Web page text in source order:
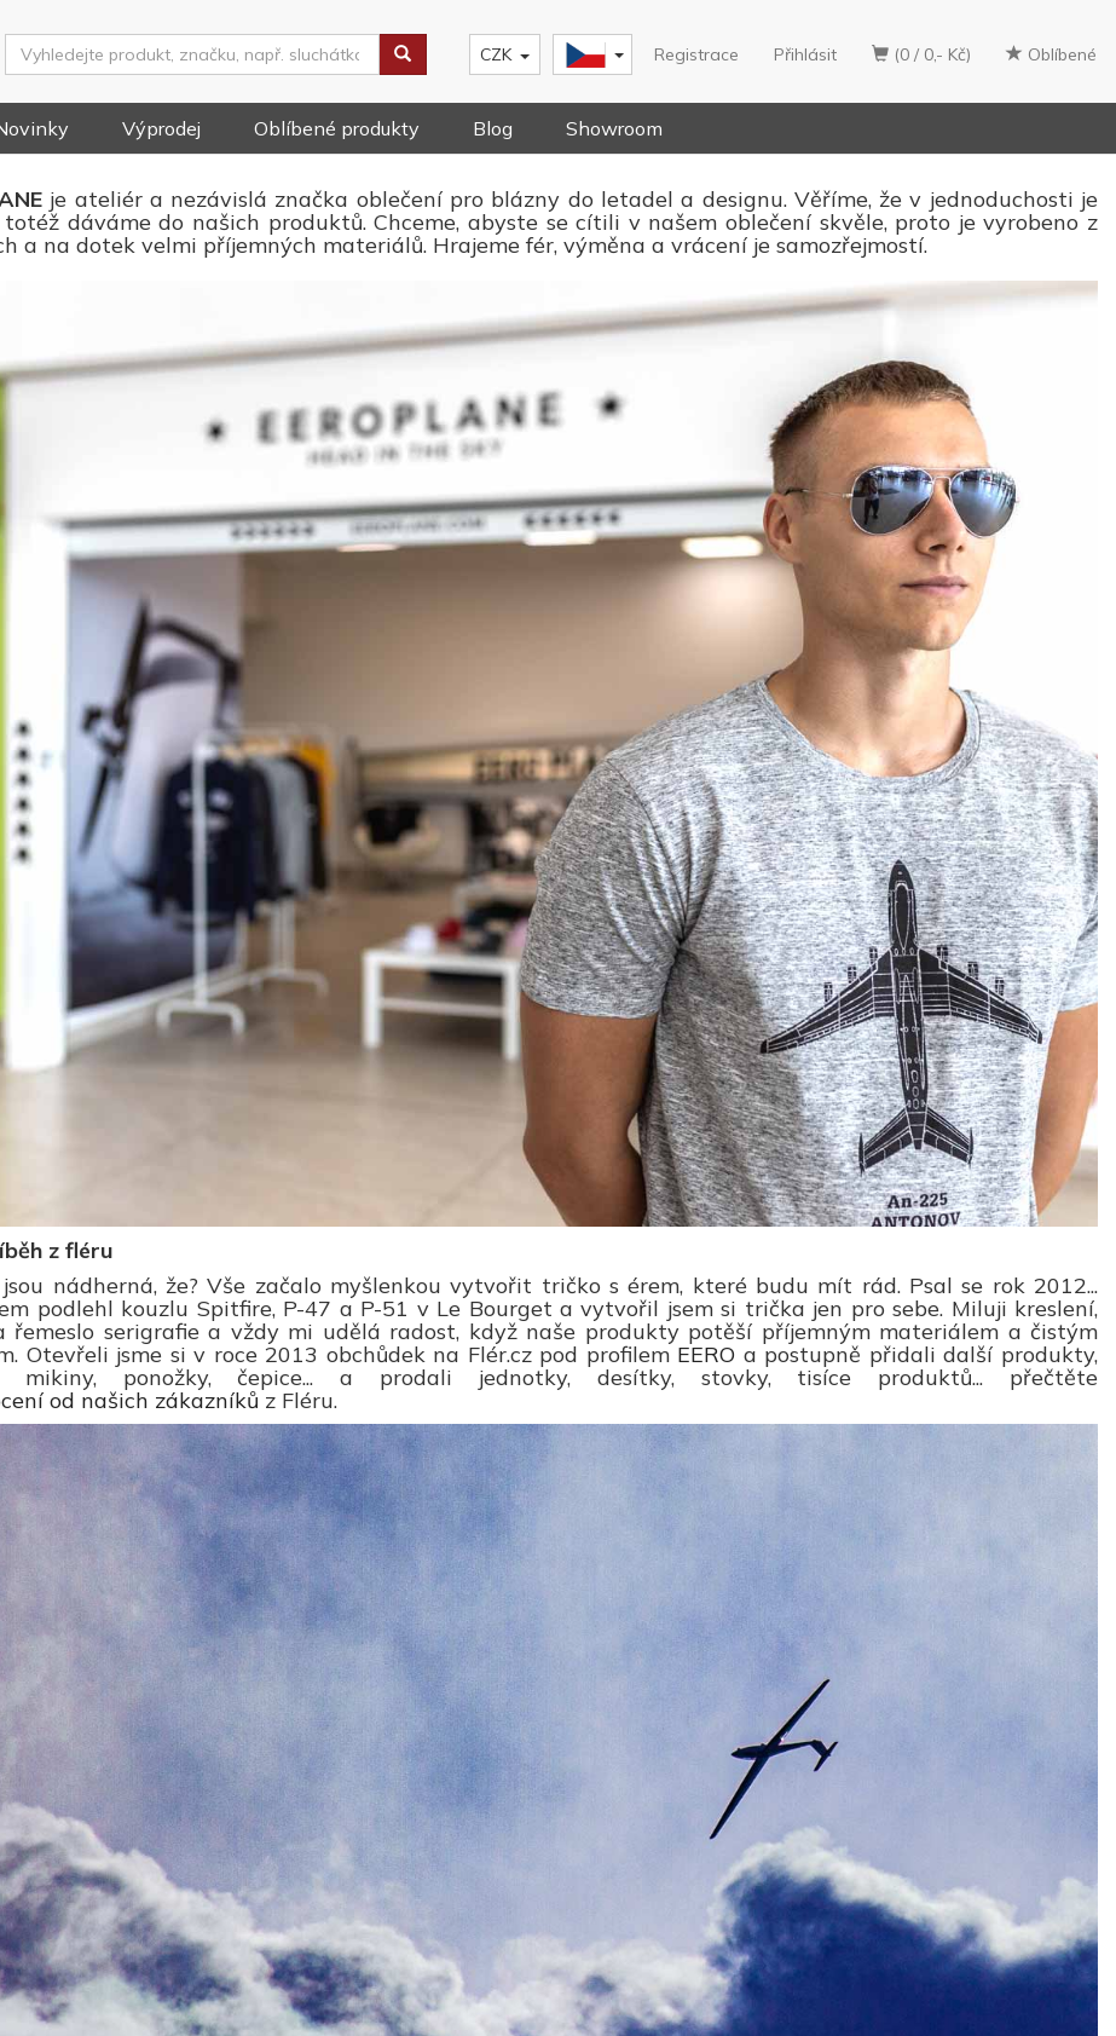
(0 / 0,- Kč) Oblíbené
Registrace Přihlásit
CZK
Výprodej Oblíbené produkty Blog Showroom
je ateliér a nezávislá značka oblečení pro blázny do letadel a designu. Věříme, že v jednoduchosti je
totéž dáváme do našich produktů. Chceme, abyste se cítili v našem oblečení skvěle, proto je vyrobeno z
a na dotek velmi příjemných materiálů. Hrajeme fér, výměna a vrácení je samozřejmostí.
z fléru
nádherná, že? Vše začalo myšlenkou vytvořit tričko s érem, které budu mít rád. Psal se rok 2012...
podlehl kouzlu Spitfire, P-47 a P-51 v Le Bourget a vytvořil jsem si trička jen pro sebe. Miluji kreslení,
řemeslo serigrafie a vždy mi udělá radost, když naše produkty potěší příjemným materiálem a čistým
Otevřeli jsme si v roce 2013 obchůdek na Flér.cz pod profilem EERO a postupně přidali další produkty,
mikiny, ponožky, čepice... a prodali jednotky, desítky, stovky, tisíce produktů... přečtěte
od našich zákazníků z Fléru.